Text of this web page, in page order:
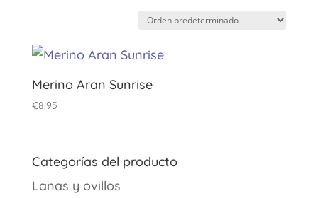
Merino Aran Sunrise
€8.95
Categorías del producto
Lanas y ovillos